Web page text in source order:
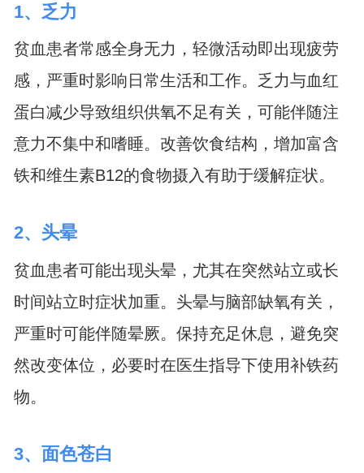
1、乏力
贫血患者常感全身无力，轻微活动即出现疲劳
感，严重时影响日常生活和工作。乏力与血红
蛋白减少导致组织供氧不足有关，可能伴随注
意力不集中和嗜睡。改善饮食结构，增加富含
铁和维生素B12的食物摄入有助于缓解症状。
2、头晕
贫血患者可能出现头晕，尤其在突然站立或长
时间站立时症状加重。头晕与脑部缺氧有关，
严重时可能伴随晕厥。保持充足休息，避免突
然改变体位，必要时在医生指导下使用补铁药
物。
3、面色苍白